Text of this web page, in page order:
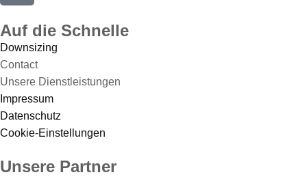
Auf die Schnelle
Downsizing
Contact
Unsere Dienstleistungen
Impressum
Datenschutz
Cookie-Einstellungen
Unsere Partner